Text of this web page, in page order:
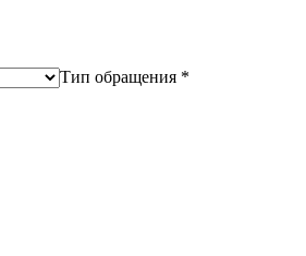
Тип обращения *